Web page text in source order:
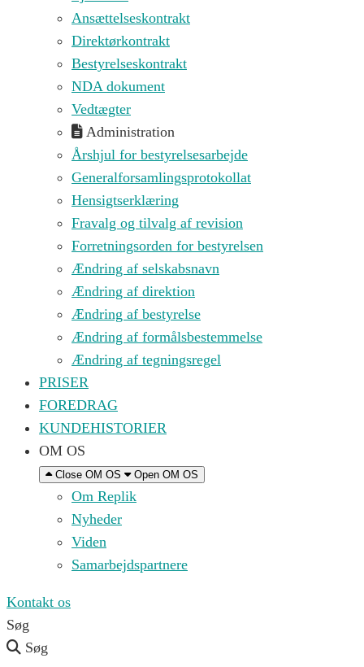
Ansættelseskontrakt
Direktørkontrakt
Bestyrelseskontrakt
NDA dokument
Vedtægter
Administration
Årshjul for bestyrelsesarbejde
Generalforsamlingsprotokollat
Hensigtserklæring
Fravalg og tilvalg af revision
Forretningsorden for bestyrelsen
Ændring af selskabsnavn
Ændring af direktion
Ændring af bestyrelse
Ændring af formålsbestemmelse
Ændring af tegningsregel
PRISER
FOREDRAG
KUNDEHISTORIER
OM OS
Close OM OS Open OM OS
Om Replik
Nyheder
Viden
Samarbejdspartnere
Kontakt os
Søg
Søg